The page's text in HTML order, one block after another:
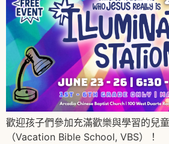
歡迎孩子們參加充滿歡樂與學習的兒
（Vacation Bible School, VBS）！